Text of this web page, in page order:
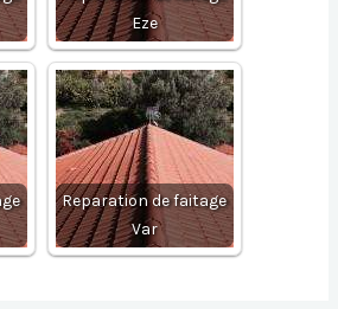
Eze
Reparation de faitage
Var